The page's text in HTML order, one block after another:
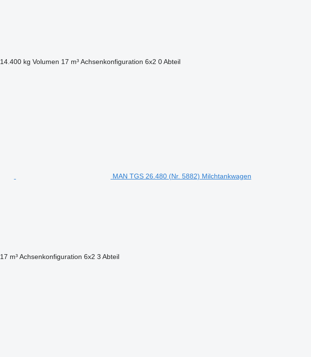
14.400 kg Volumen 17 m³ Achsenkonfiguration 6x2 0 Abteil
MAN TGS 26.480 (Nr. 5882) Milchtankwagen
17 m³ Achsenkonfiguration 6x2 3 Abteil